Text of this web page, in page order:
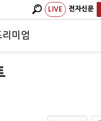
LIVE 전자신문
리미엄